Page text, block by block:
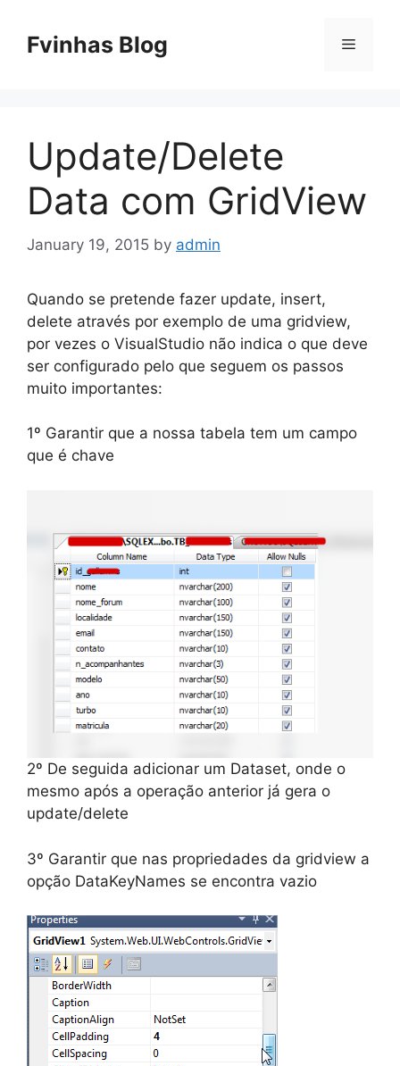
contentFvinhas Blog Menu
Update/Delete
Data com GridView
January 19, 2015 by admin
Quando se pretende fazer update, insert,
delete através por exemplo de uma gridview,
por vezes o VisualStudio não indica o que deve
ser configurado pelo que seguem os passos
muito importantes:
1º Garantir que a nossa tabela tem um campo
que é chave
2º De seguida adicionar um Dataset, onde o
mesmo após a operação anterior já gera o
update/delete
3º Garantir que nas propriedades da gridview a
opção DataKeyNames se encontra vazio